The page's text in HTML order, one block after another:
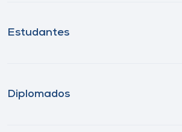
Estudantes
Diplomados